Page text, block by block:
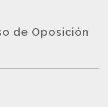
de Oposición